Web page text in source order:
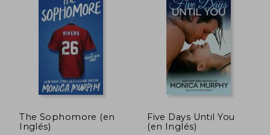
45%
dcto. $ 23.31
45%
dcto.
The Sophomore (en
Inglés)
Five Days Until You
(en Inglés)